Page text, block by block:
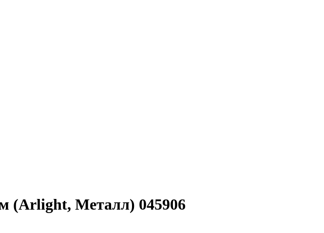
(Arlight, Металл) 045906